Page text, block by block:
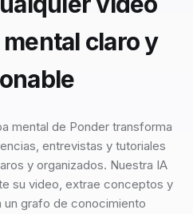
claro y
mental de Ponder transforma
entrevistas y tutoriales
y organizados. Nuestra IA
su video, extrae conceptos y
un grafo de conocimiento